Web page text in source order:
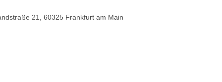
21, 60325 Frankfurt am Main